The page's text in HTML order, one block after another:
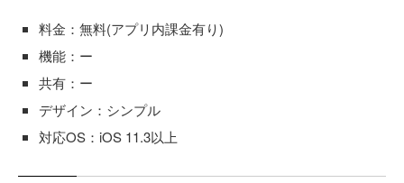
料金：無料(アプリ内課金有り)
機能：ー
共有：ー
デザイン：シンプル
対応OS：iOS 11.3以上